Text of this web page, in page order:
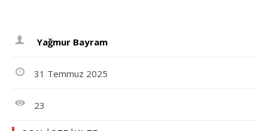
Yağmur Bayram
31 Temmuz 2025
23